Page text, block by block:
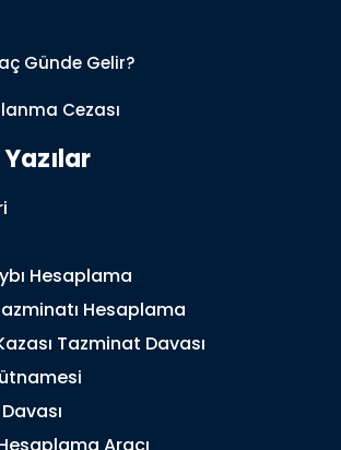
Günde Gelir?
Cezası
Hesaplama
Hesaplama
Tazminat Davası
Aracı